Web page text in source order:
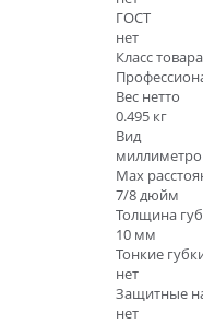
ГОСТ
нет
Класс товара
Вес нетто
0.495 кг
Вид
Max
7/8 дюйм
Толщина
10 мм
Тонкие
нет
Защитные
нет